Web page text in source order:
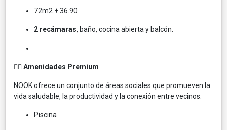
72m2 + 36.90
2 recámaras, baño, cocina abierta y balcón.
🏋️‍♀️ Amenidades Premium
NOOK ofrece un conjunto de áreas sociales que promueven la
vida saludable, la productividad y la conexión entre vecinos:
Piscina